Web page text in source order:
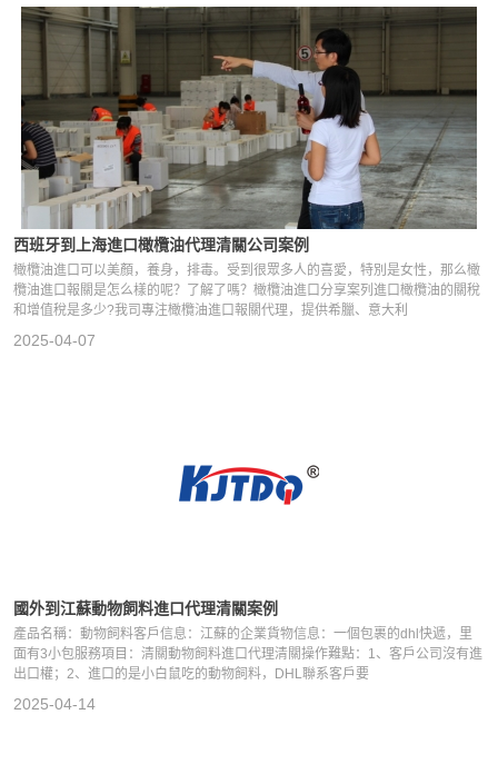
西班牙到上海進口橄欖油代理清關公司案例
橄欖油進口可以美顏，養身，排毒。受到很眾多人的喜愛，特別是女性，那么橄
欖油進口報關是怎么樣的呢？了解了嗎？橄欖油進口分享案列進口橄欖油的關稅
和增值稅是多少?我司專注橄欖油進口報關代理，提供希臘、意大利
2025-04-07
國外到江蘇動物飼料進口代理清關案例
產品名稱：動物飼料客戶信息：江蘇的企業貨物信息：一個包裹的dhl快遞，里
面有3小包服務項目：清關動物飼料進口代理清關操作難點：1、客戶公司沒有進
出口權；2、進口的是小白鼠吃的動物飼料，DHL聯系客戶要
2025-04-14